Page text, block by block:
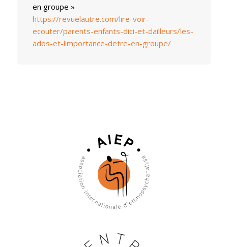
en groupe »
https://revuelautre.com/lire-voir-
ecouter/parents-enfants-dici-et-dailleurs/les-
ados-et-limportance-detre-en-groupe/